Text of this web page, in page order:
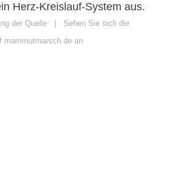
Herz-Kreislauf-System aus.
der Quelle | Sehen Sie sich die
mammutmarsch.de an